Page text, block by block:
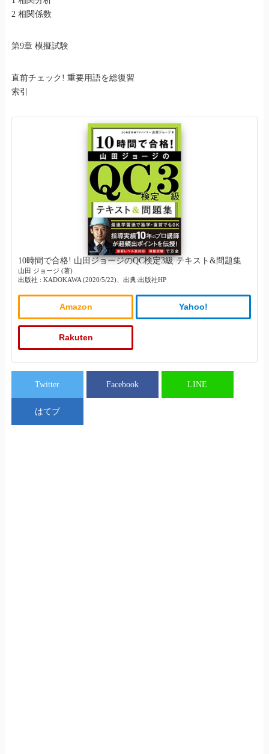
2 相関係数
第9章 模擬試験
直前チェック! 重要用語を総復習
索引
10時間で合格! 山田ジョージのQC検定3級 テキスト&問題集
山田 ジョージ (著)
出版社 : KADOKAWA (2020/5/22)、出典:出版社HP
Amazon Yahoo!
Rakuten
Twitter Facebook LINE
はてブ